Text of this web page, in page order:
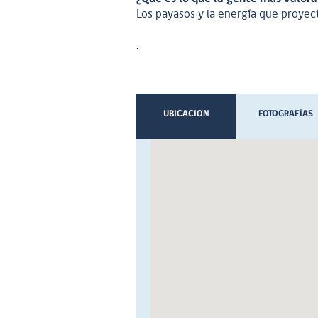
Los payasos y la energía que
.
UBICACION FOTOGRAFÍAS